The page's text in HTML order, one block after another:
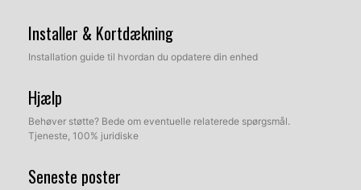
Installer & Kortdækning
Installation guide til hvordan du opdatere din enhed
Hjælp
Behøver støtte? Bede om eventuelle relaterede spørgsmål.
Tjeneste, 100% juridiske
Seneste poster